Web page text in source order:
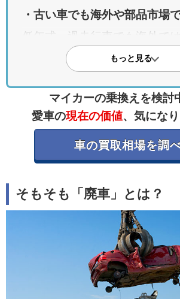
・古い車でも海外や部品市場
低年式・過走行車でも海外では
く、タクシーや部品として再
す。特に日本車の信頼性とパ
く評価されています。
・「査定ゼロ円」でも価値が
ディーラーでは廃車扱いにな
出業者やパーツ業者なら買取
とがあります。諦めずに複数業
・一括査定で本当の価値を確認
カービュー車買取の中古車一
すれば、複数業者が競合し買
もっと見る
マイカーの乗換えを検討
愛車の現在の価値、気にな
車の買取相場を調
そもそも「廃車」とは？